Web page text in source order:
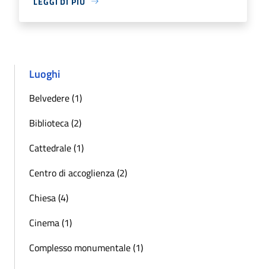
Luoghi
Belvedere (1)
Biblioteca (2)
Cattedrale (1)
Centro di accoglienza (2)
Chiesa (4)
Cinema (1)
Complesso monumentale (1)